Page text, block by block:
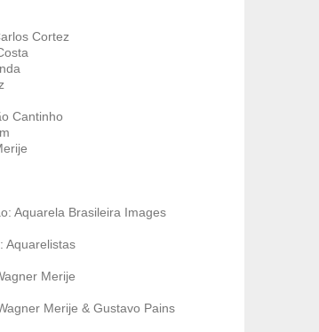
Cortez
Cantinho
Aquarela Brasileira Images
Aquarelistas
Merije
Merije & Gustavo Pains